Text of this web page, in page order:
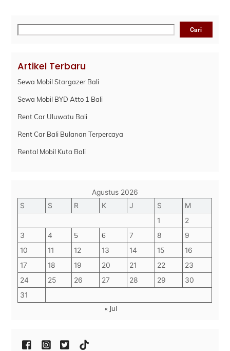
Cari Cari
Artikel Terbaru
Sewa Mobil Stargazer Bali
Sewa Mobil BYD Atto 1 Bali
Rent Car Uluwatu Bali
Rent Car Bali Bulanan Terpercaya
Rental Mobil Kuta Bali
Agustus 2026
S
S R K J S
M
1
2
3
4 5 6 7 8
9
10
11 12 13 14 15
16
17
18 19 20 21 22
23
24
25 26 27 28 29
30
31
« Jul